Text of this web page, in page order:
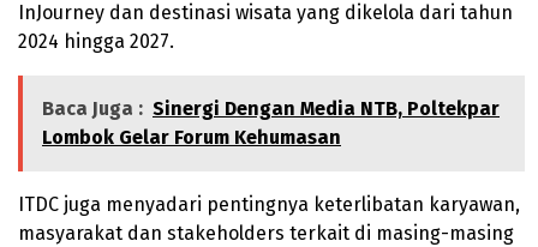
InJourney dan destinasi wisata yang dikelola dari tahun
2024 hingga 2027.
Baca Juga : Sinergi Dengan Media NTB, Poltekpar
Lombok Gelar Forum Kehumasan
ITDC juga menyadari pentingnya keterlibatan karyawan,
masyarakat dan stakeholders terkait di masing-masing